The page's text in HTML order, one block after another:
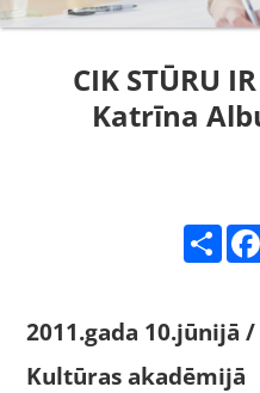
CIK STŪRU
Katrīna
2011.gada 10.jūnijā
Kultūras akadēmijā